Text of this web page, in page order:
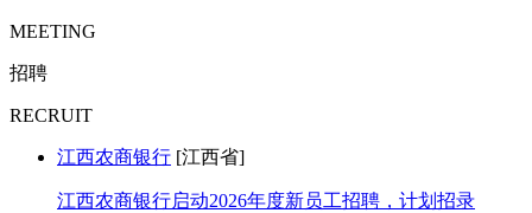
MEETING
招聘
RECRUIT
江西农商银行 [江西省]
江西农商银行启动2026年度新员工招聘，计划招录